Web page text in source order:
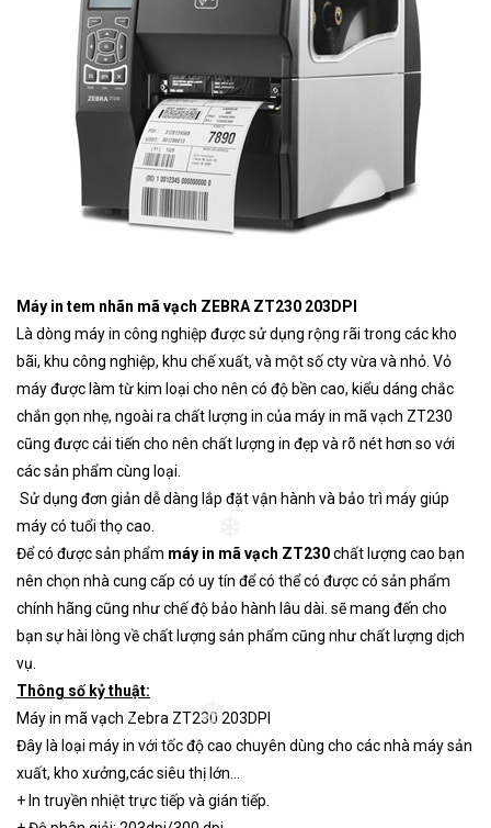
Máy in tem nhãn mã vạch ZEBRA ZT230 203DPI
Là dòng máy in công nghiệp được sử dụng rộng rãi trong các kho
bãi, khu công nghiệp, khu chế xuất, và một số cty vừa và nhỏ. Vỏ
máy được làm từ kim loại cho nên có độ bền cao, kiểu dáng chắc
chắn gọn nhẹ, ngoài ra chất lượng in của máy in mã vạch ZT230
cũng được cải tiến cho nên chất lượng in đẹp và rõ nét hơn so với
các sản phẩm cùng loại.
Sử dụng đơn giản dễ dàng lắp đặt vận hành và bảo trì máy giúp
máy có tuổi thọ cao.
Để có được sản phẩm máy in mã vạch ZT230chất lượng cao bạn
nên chọn nhà cung cấp có uy tín để có thể có được có sản phẩm
chính hãng cũng như chế độ bảo hành lâu dài. sẽ mang đến cho
bạn sự hài lòng về chất lượng sản phẩm cũng như chất lượng dịch
vụ.
Thông số kỷ thuật:
Máy in mã vạch Zebra ZT230 203DPI
Đây là loại máy in với tốc độ cao chuyên dùng cho các nhà máy sản
xuất, kho xưởng,các siêu thị lớn…
+ In truyền nhiệt trực tiếp và gián tiếp.
❄